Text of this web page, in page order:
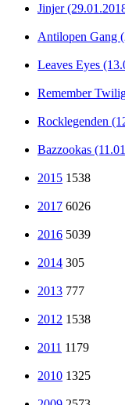
Jinjer
Antilopen Gang
Leaves Eyes
Remember
Rocklegenden
Bazzookas
2015 1538
2017 6026
2016 5039
2014 305
2013 777
2012 1538
2011 1179
2010 1325